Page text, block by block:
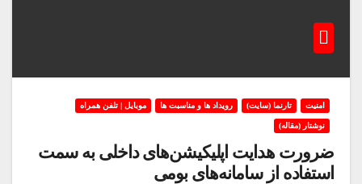
امنیت تارنما (سایت) رویداد ها و مناسبت ها موبایل | تلفن همراه
نوشتار (مقاله)
ضرورت هدایت اپلیکیشن‌های داخلی به سمت
استفاده از سامانه‌های بومی